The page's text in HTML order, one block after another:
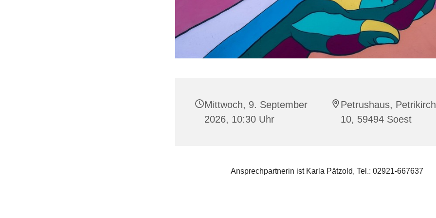
Mittwoch, 9. September
2026, 10:30 Uhr
Petrushaus,
10, 59494 Soest
Ansprechpartnerin ist Karla Pätzold, Tel.: 02921-667637